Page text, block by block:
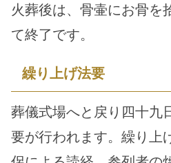
火葬後は、骨壷にお骨を
て終了です。
繰り上げ法要
葬儀式場へと戻り四十九
要が行われます。繰り上